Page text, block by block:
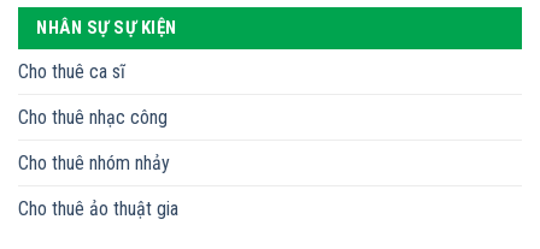
NHÂN SỰ SỰ KIỆN
Cho thuê ca sĩ
Cho thuê nhạc công
Cho thuê nhóm nhảy
Cho thuê ảo thuật gia